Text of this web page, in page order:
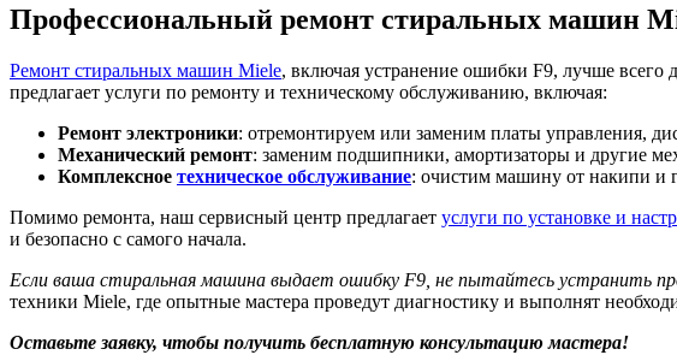
Профессиональный ремонт стиральных машин
Ремонт стиральных машин Miele, включая устранение ошибки F9, лучше
предлагает услуги по ремонту и техническому обслуживанию, включая:
Ремонт электроники: отремонтируем или заменим платы управления,
Механический ремонт: заменим подшипники, амортизаторы и другие
Комплексное техническое обслуживание: очистим машину от накипи и
Помимо ремонта, наш сервисный центр предлагает услуги по установке и
и безопасно с самого начала.
Если ваша стиральная машина выдает ошибку F9, не пытайтесь устранить
техники Miele, где опытные мастера проведут диагностику и выполнят
Оставьте заявку, чтобы получить бесплатную консультацию мастера!